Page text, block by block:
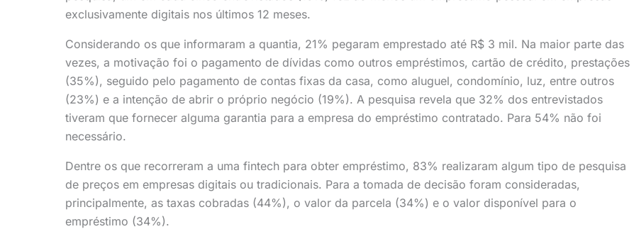
exclusivamente digitais nos últimos 12 meses.
Considerando os que informaram a quantia, 21% pegaram emprestado até R$ 3 mil. Na maior parte das
vezes, a motivação foi o pagamento de dívidas como outros empréstimos, cartão de crédito, prestações
(35%), seguido pelo pagamento de contas fixas da casa, como aluguel, condomínio, luz, entre outros
(23%) e a intenção de abrir o próprio negócio (19%). A pesquisa revela que 32% dos entrevistados
tiveram que fornecer alguma garantia para a empresa do empréstimo contratado. Para 54% não foi
necessário.
Dentre os que recorreram a uma fintech para obter empréstimo, 83% realizaram algum tipo de pesquisa
de preços em empresas digitais ou tradicionais. Para a tomada de decisão foram consideradas,
principalmente, as taxas cobradas (44%), o valor da parcela (34%) e o valor disponível para o
empréstimo (34%).